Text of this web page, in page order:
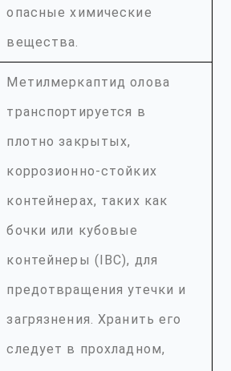
опасные химические
вещества.
Метилмеркаптид олова
транспортируется в
плотно закрытых,
коррозионно-стойких
контейнерах, таких как
бочки или кубовые
контейнеры (IBC), для
предотвращения утечки и
загрязнения. Хранить его
следует в прохладном,